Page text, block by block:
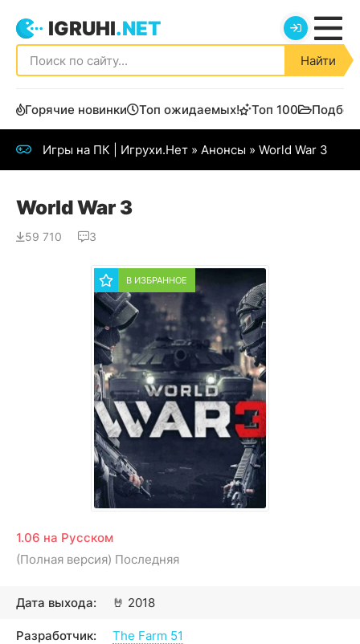
IGRUHI.NET
Найти
Горячие новинки Топ ожидаемых! Топ 100
Игры на ПК | Игрухи.Нет » Анонсы » World War 3
World War 3
59 710 3
В ИЗБРАННОЕ
1.06 на Русском
(Полная версия) Последняя
🤘
Дата выхода: 2018
Разработчик: The Farm 51